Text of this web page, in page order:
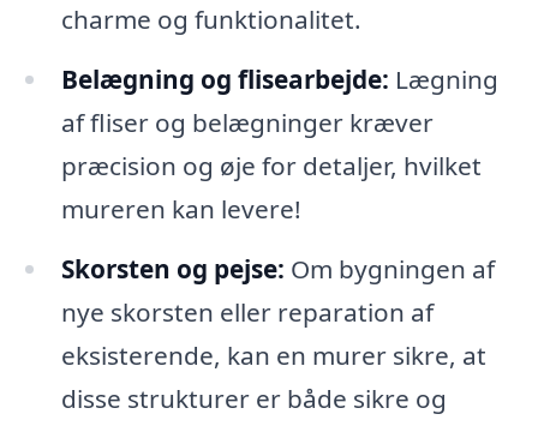
charme og funktionalitet.
Belægning og flisearbejde: Lægning
af fliser og belægninger kræver
præcision og øje for detaljer, hvilket
mureren kan levere!
Skorsten og pejse: Om bygningen af
nye skorsten eller reparation af
eksisterende, kan en murer sikre, at
disse strukturer er både sikre og